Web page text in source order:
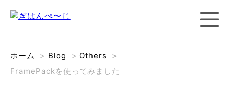
ホーム > Blog > Others
>
FramePackを使ってみました